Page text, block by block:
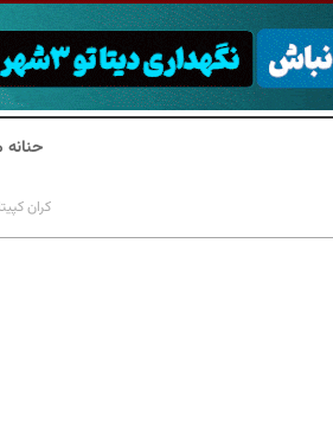
کران